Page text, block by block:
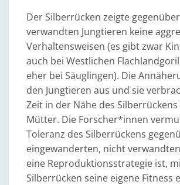
Der Silberrücken zeigte
verwandten Jungtieren keine
Verhaltensweisen (es gibt zwar
auch bei Westlichen
eher bei Säuglingen). Die
den Jungtieren aus und sie
Zeit in der Nähe des
Mütter. Die Forscher*innen
Toleranz des Silberrückens
eingewanderten, nicht
eine Reproduktionsstrategie ist,
Silberrücken seine eigene Fitness